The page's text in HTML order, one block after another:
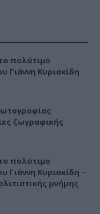
πολύτιμο
Γιάννη Κυριακίδη
ζωγραφικής
πολύτιμο
Γιάννη Κυριακίδη –
μνήμης